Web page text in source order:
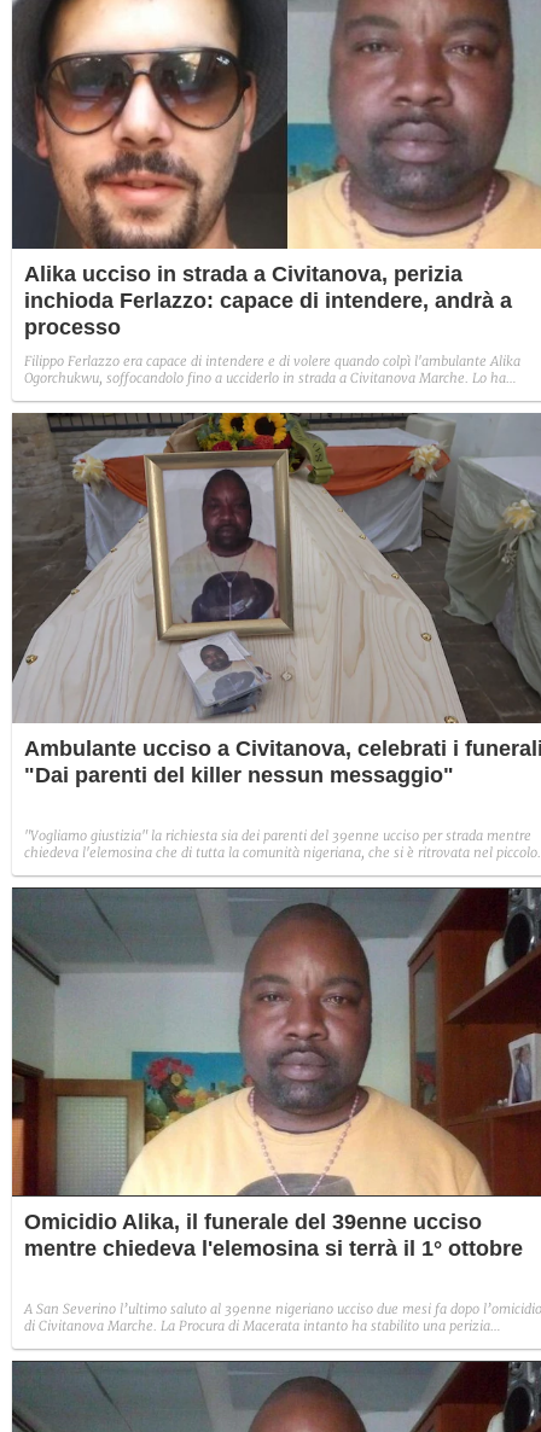
Alika ucciso in strada a Civitanova, perizia
inchioda Ferlazzo: capace di intendere, andrà a
processo
Filippo Ferlazzo era capace di intendere e di volere quando colpì l'ambulante Alika
Ogorchukwu, soffocandolo fino a ucciderlo in strada a Civitanova Marche. Lo ha
una patologia psichiatrica dell'imputato.
Ambulante ucciso a Civitanova, celebrati i
"Dai parenti del killer nessun messaggio"
"Vogliamo giustizia" la richiesta sia dei parenti del 39enne ucciso per strada mentre
chiedeva l'elemosina che di tutta la comunità nigeriana, che si è ritrovata nel piccolo
Omicidio Alika, il funerale del 39enne ucciso
mentre chiedeva l'elemosina si terrà il 1° ottobre
A San Severino l’ultimo saluto al 39enne nigeriano ucciso due mesi fa dopo l’omicidio
di Civitanova Marche. La Procura di Macerata intanto ha stabilito una perizia